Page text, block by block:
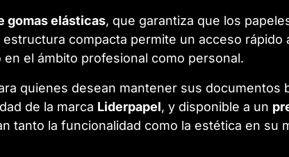
gomas elásticas, que garantiza que los
compacta permite un acceso rápido
el ámbito profesional como personal.
quienes desean mantener sus documentos
de la marca Liderpapel, y disponible a un
tanto la funcionalidad como la estética en su